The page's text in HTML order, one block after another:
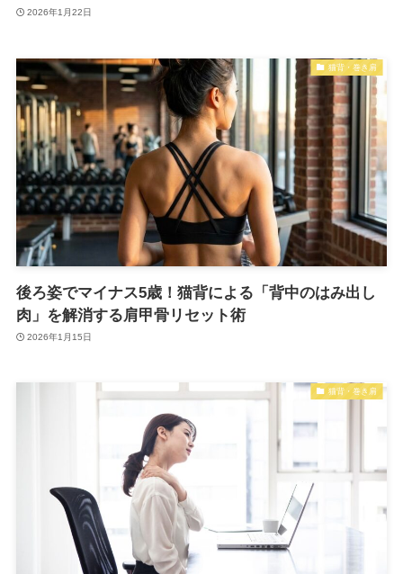
2026年1月22日
猫背・巻き肩
後ろ姿でマイナス5歳！猫背による「背中のはみ出し
肉」を解消する肩甲骨リセット術
2026年1月15日
猫背・巻き肩